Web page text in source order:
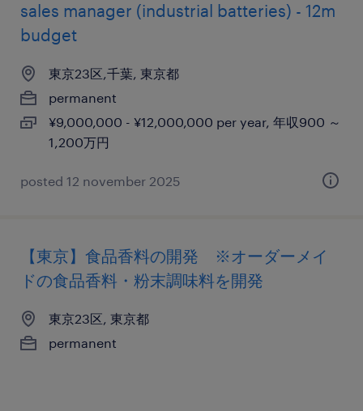
sales manager (industrial batteries) - 12m
budget
東京23区,千葉, 東京都
permanent
¥9,000,000 - ¥12,000,000 per year, 年収900 ～
1,200万円
posted 12 november 2025
【東京】食品香料の開発 ※オーダーメイ
ドの食品香料・粉末調味料を開発
東京23区, 東京都
permanent